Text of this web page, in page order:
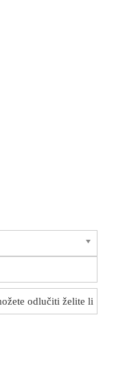
odlučiti želite li